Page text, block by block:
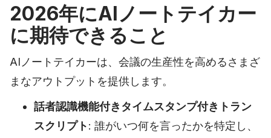
2026年にAIノートテイカー
に期待できること
AIノートテイカーは、会議の生産性を高めるさまざ
まなアウトプットを提供します。
話者認識機能付きタイムスタンプ付きトラン
スクリプト: 誰がいつ何を言ったかを特定し、